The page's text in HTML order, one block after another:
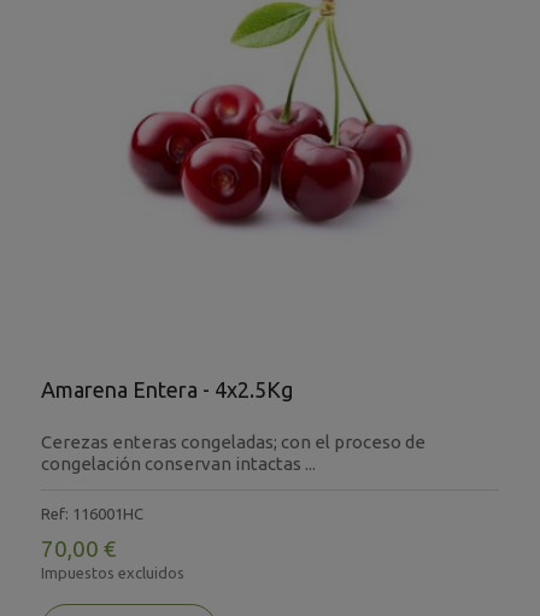
Amarena Entera - 4x2.5Kg
Cerezas enteras congeladas; con el proceso de
congelación conservan intactas ...
Ref: 116001HC
70,00 €
Impuestos excluidos